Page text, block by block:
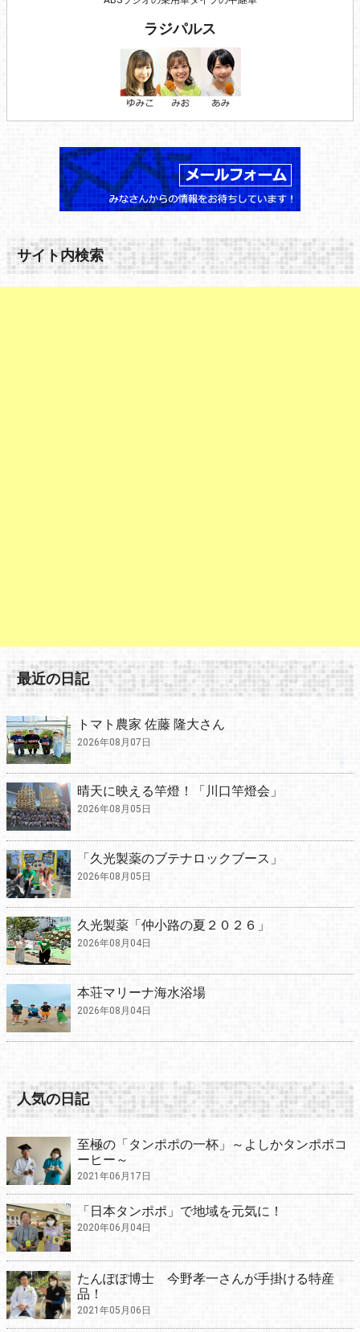
ラジパルス
サイト内検索
最近の日記
トマト農家 佐藤 隆大さん
2026年08月07日
晴天に映える竿燈！「川口竿燈会」
2026年08月05日
「久光製薬のブテナロックブース」
2026年08月05日
久光製薬「仲小路の夏２０２６」
2026年08月04日
本荘マリーナ海水浴場
2026年08月04日
人気の日記
至極の「タンポポの一杯」～よしかタンポポコ
ーヒー～
2021年06月17日
「日本タンポポ」で地域を元気に！
2020年06月04日
たんぽぽ博士 今野孝一さんが手掛ける特産
品！
2021年05月06日